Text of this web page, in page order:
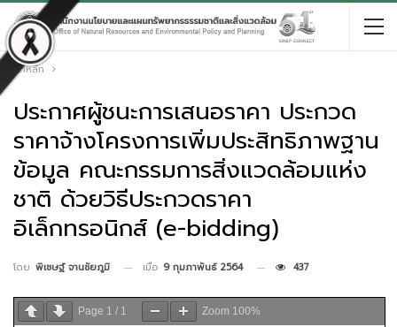
หน้าหลัก
ประกาศผู้ชนะการเสนอราคา ประกวด
ราคาจ้างโครงการเพิ่มประสิทธิภาพฐาน
ข้อมูล คณะกรรมการสิ่งแวดล้อมแห่ง
ชาติ ด้วยวิธีประกวดราคา
อิเล็กทรอนิกส์ (e-bidding)
โดย พิเชษฐ์ จานชัยภูมิ เมื่อ 9 กุมภาพันธ์ 2564 437
Page 1 / 1 Zoom 100%